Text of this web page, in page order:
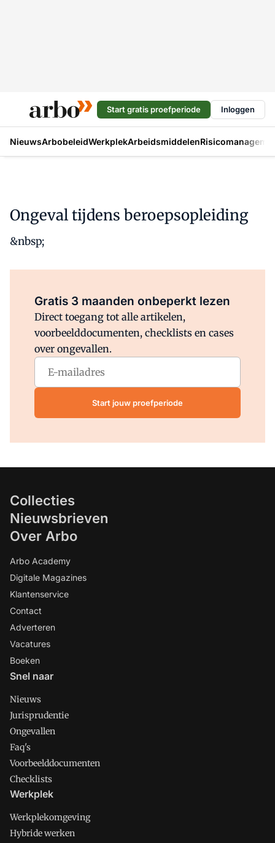
Start gratis proefperiode Inloggen
NieuwsArbobeleidWerkplekArbeidsmiddelen
Ongeval tijdens beroepsopleiding
&nbsp;
Gratis 3 maanden onbeperkt lezen
Direct toegang tot alle artikelen,
voorbeelddocumenten, checklists en cases
over ongevallen.
Start jouw proefperiode
Collecties
Nieuwsbrieven
Over Arbo
Arbo Academy
Digitale Magazines
Klantenservice
Contact
Adverteren
Vacatures
Boeken
Snel naar
Nieuws
Jurisprudentie
Ongevallen
Faq's
Voorbeelddocumenten
Checklists
Werkplek
Werkplekomgeving
Hybride werken